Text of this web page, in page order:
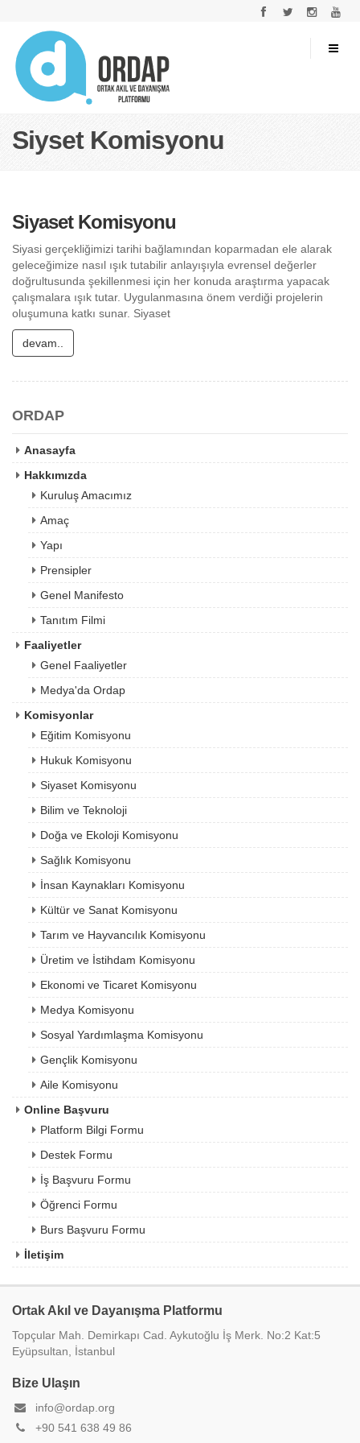
Siyset Komisyonu
Siyaset Komisyonu
Siyasi gerçekliğimizi tarihi bağlamından koparmadan ele alarak
geleceğimize nasıl ışık tutabilir anlayışıyla evrensel değerler
doğrultusunda şekillenmesi için her konuda araştırma yapacak
çalışmalara ışık tutar. Uygulanmasına önem verdiği projelerin
oluşumuna katkı sunar. Siyaset
devam..
ORDAP
Anasayfa
Hakkımızda
Kuruluş Amacımız
Amaç
Yapı
Prensipler
Genel Manifesto
Tanıtım Filmi
Faaliyetler
Genel Faaliyetler
Medya'da Ordap
Komisyonlar
Eğitim Komisyonu
Hukuk Komisyonu
Siyaset Komisyonu
Bilim ve Teknoloji
Doğa ve Ekoloji Komisyonu
Sağlık Komisyonu
İnsan Kaynakları Komisyonu
Kültür ve Sanat Komisyonu
Tarım ve Hayvancılık Komisyonu
Üretim ve İstihdam Komisyonu
Ekonomi ve Ticaret Komisyonu
Medya Komisyonu
Sosyal Yardımlaşma Komisyonu
Gençlik Komisyonu
Aile Komisyonu
Online Başvuru
Platform Bilgi Formu
Destek Formu
İş Başvuru Formu
Öğrenci Formu
Burs Başvuru Formu
İletişim
Ortak Akıl ve Dayanışma Platformu
Topçular Mah. Demirkapı Cad. Aykutoğlu İş Merk. No:2 Kat:5
Eyüpsultan, İstanbul
Bize Ulaşın
info@ordap.org
+90 541 638 49 86